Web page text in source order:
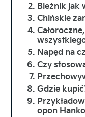
Bieżnik jak
Chińskie
Napęd na
Czy
Gdzie
opon